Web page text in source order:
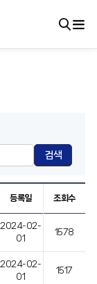
검색
등록일 조회수
2024-02-
01
1578
2024-02-
01
1517